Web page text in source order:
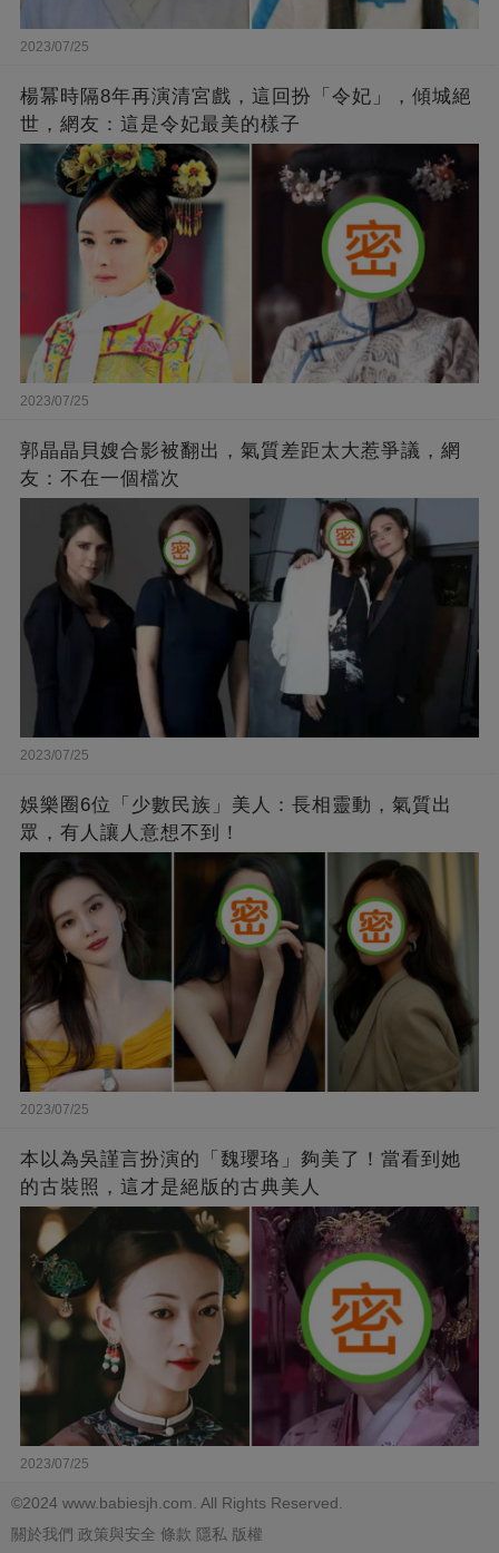
2023/07/25
楊冪時隔8年再演清宮戲，這回扮「令妃」，傾城絕
世，網友：這是令妃最美的樣子
2023/07/25
郭晶晶貝嫂合影被翻出，氣質差距太大惹爭議，網
友：不在一個檔次
2023/07/25
娛樂圈6位「少數民族」美人：長相靈動，氣質出
眾，有人讓人意想不到！
2023/07/25
本以為吳謹言扮演的「魏瓔珞」夠美了！當看到她
的古裝照，這才是絕版的古典美人
2023/07/25
©2024 www.babiesjh.com. All Rights Reserved.
關於我們 政策與安全 條款 隱私 版權